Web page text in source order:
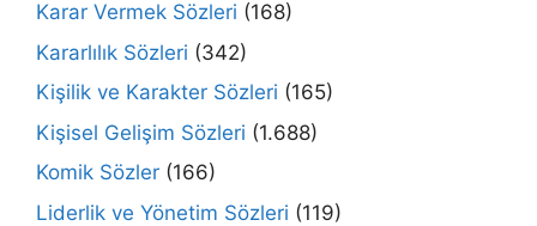
Karar Vermek Sözleri (168)
Kararlılık Sözleri (342)
Kişilik ve Karakter Sözleri (165)
Kişisel Gelişim Sözleri (1.688)
Komik Sözler (166)
Liderlik ve Yönetim Sözleri (119)